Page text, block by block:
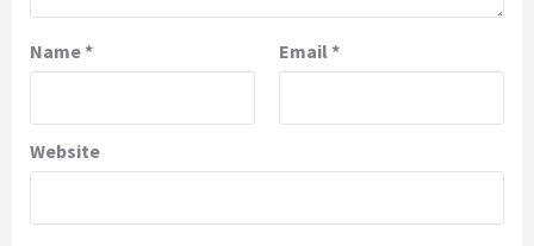
Name* Email*
Website